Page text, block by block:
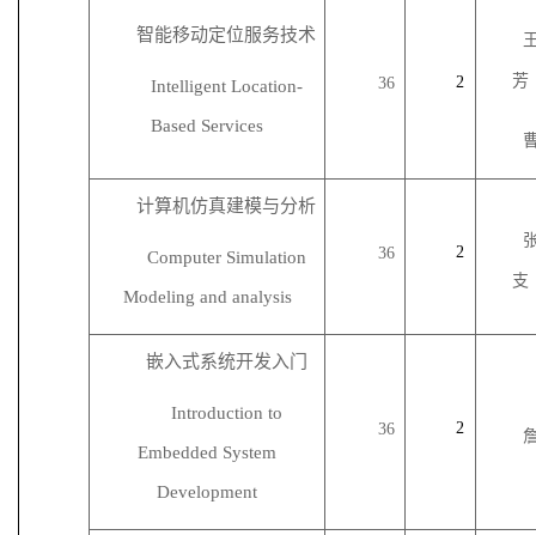
智能移动定位服务技术
Intelligent Location-
Based Services
36 2 芳
计算机仿真建模与分析
Computer Simulation
Modeling and analysis
36 2
支
嵌入式系统开发入门
Introduction to
Embedded System
Development
36 2